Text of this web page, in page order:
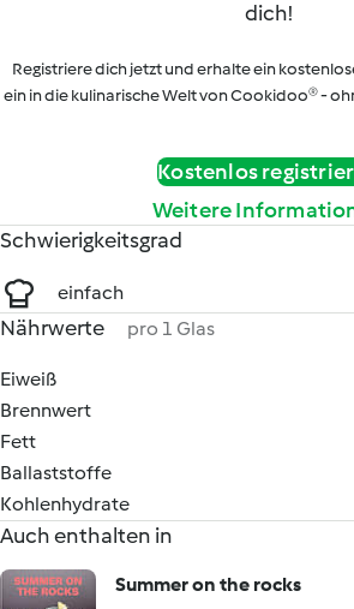
dich!
Registriere dich jetzt und erhalte ein
ein in die kulinarische Welt von Cookidoo® -
Kostenlos
Weitere
Schwierigkeitsgrad
einfach
Nährwerte pro 1 Glas
Eiweiß
Brennwert
Fett
Ballaststoffe
Kohlenhydrate
Auch enthalten in
Summer on the rocks